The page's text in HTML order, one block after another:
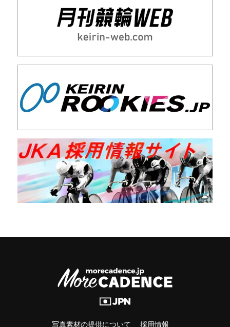
写真素材の提供について 採用情報